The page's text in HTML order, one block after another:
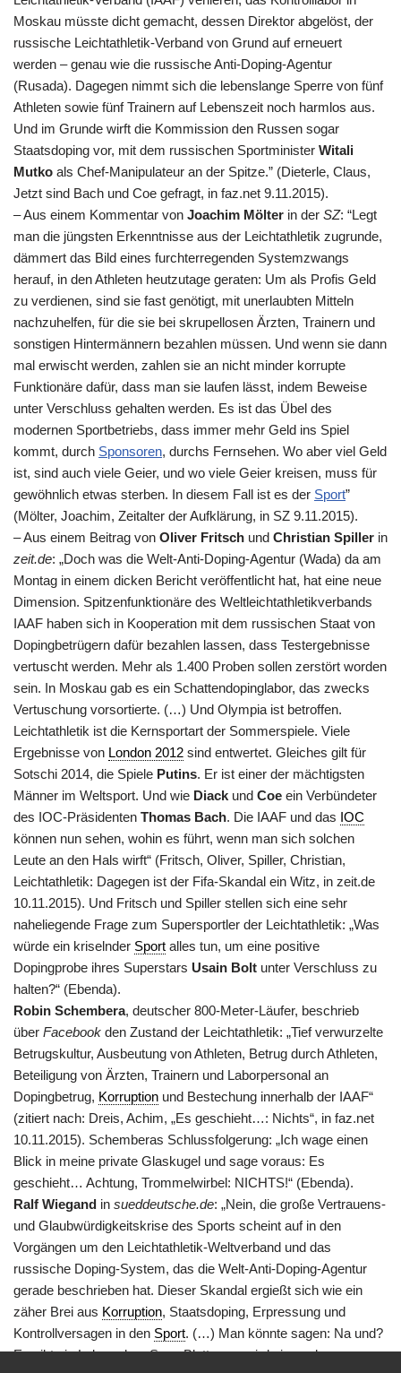
Moskau müsste dicht gemacht, dessen Direktor abgelöst, der
russische Leichtathletik-Verband von Grund auf erneuert
werden – genau wie die russische Anti-Doping-Agentur
(Rusada). Dagegen nimmt sich die lebenslange Sperre von fünf
Athleten sowie fünf Trainern auf Lebenszeit noch harmlos aus.
Und im Grunde wirft die Kommission den Russen sogar
Staatsdoping vor, mit dem russischen Sportminister Witali
Mutko als Chef-Manipulateur an der Spitze.” (Dieterle, Claus,
Jetzt sind Bach und Coe gefragt, in faz.net 9.11.2015).
– Aus einem Kommentar von Joachim Mölter in der SZ: “Legt
man die jüngsten Erkenntnisse aus der Leichtathletik zugrunde,
dämmert das Bild eines furchterregenden Systemzwangs
herauf, in den Athleten heutzutage geraten: Um als Profis Geld
zu verdienen, sind sie fast genötigt, mit unerlaubten Mitteln
nachzuhelfen, für die sie bei skrupellosen Ärzten, Trainern und
sonstigen Hintermännern bezahlen müssen. Und wenn sie dann
mal erwischt werden, zahlen sie an nicht minder korrupte
Funktionäre dafür, dass man sie laufen lässt, indem Beweise
unter Verschluss gehalten werden. Es ist das Übel des
modernen Sportbetriebs, dass immer mehr Geld ins Spiel
kommt, durch Sponsoren, durchs Fernsehen. Wo aber viel Geld
ist, sind auch viele Geier, und wo viele Geier kreisen, muss für
gewöhnlich etwas sterben. In diesem Fall ist es der Sport”
(Mölter, Joachim, Zeitalter der Aufklärung, in SZ 9.11.2015).
– Aus einem Beitrag von Oliver Fritsch und Christian Spiller in
zeit.de: „Doch was die Welt-Anti-Doping-Agentur (Wada) da am
Montag in einem dicken Bericht veröffentlicht hat, hat eine neue
Dimension. Spitzenfunktionäre des Weltleichtathletikverbands
IAAF haben sich in Kooperation mit dem russischen Staat von
Dopingbetrügern dafür bezahlen lassen, dass Testergebnisse
vertuscht werden. Mehr als 1.400 Proben sollen zerstört worden
sein. In Moskau gab es ein Schattendopinglabor, das zwecks
Vertuschung vorsortierte. (…) Und Olympia ist betroffen.
Leichtathletik ist die Kernsportart der Sommerspiele. Viele
Ergebnisse von London 2012 sind entwertet. Gleiches gilt für
Sotschi 2014, die Spiele Putins. Er ist einer der mächtigsten
Männer im Weltsport. Und wie Diack und Coe ein Verbündeter
des IOC-Präsidenten Thomas Bach. Die IAAF und das IOC
können nun sehen, wohin es führt, wenn man sich solchen
Leute an den Hals wirft“ (Fritsch, Oliver, Spiller, Christian,
Leichtathletik: Dagegen ist der Fifa-Skandal ein Witz, in zeit.de
10.11.2015). Und Fritsch und Spiller stellen sich eine sehr
naheliegende Frage zum Supersportler der Leichtathletik: „Was
würde ein kriselnder Sport alles tun, um eine positive
Dopingprobe ihres Superstars Usain Bolt unter Verschluss zu
halten?“ (Ebenda).
Robin Schembera, deutscher 800-Meter-Läufer, beschrieb
über Facebook den Zustand der Leichtathletik: „Tief verwurzelte
Betrugskultur, Ausbeutung von Athleten, Betrug durch Athleten,
Beteiligung von Ärzten, Trainern und Laborpersonal an
Dopingbetrug, Korruption und Bestechung innerhalb der IAAF“
(zitiert nach: Dreis, Achim, „Es geschieht…: Nichts“, in faz.net
10.11.2015). Schemberas Schlussfolgerung: „Ich wage einen
Blick in meine private Glaskugel und sage voraus: Es
geschieht… Achtung, Trommelwirbel: NICHTS!“ (Ebenda).
Ralf Wiegand in sueddeutsche.de: „Nein, die große Vertrauens-
und Glaubwürdigkeitskrise des Sports scheint auf in den
Vorgängen um den Leichtathletik-Weltverband und das
russische Doping-System, das die Welt-Anti-Doping-Agentur
gerade beschrieben hat. Dieser Skandal ergießt sich wie ein
zäher Brei aus Korruption, Staatsdoping, Erpressung und
Kontrollversagen in den Sport. (…) Man könnte sagen: Na und?
Es gibt ein Leben ohne Sepp Blatter, es wird eines ohne